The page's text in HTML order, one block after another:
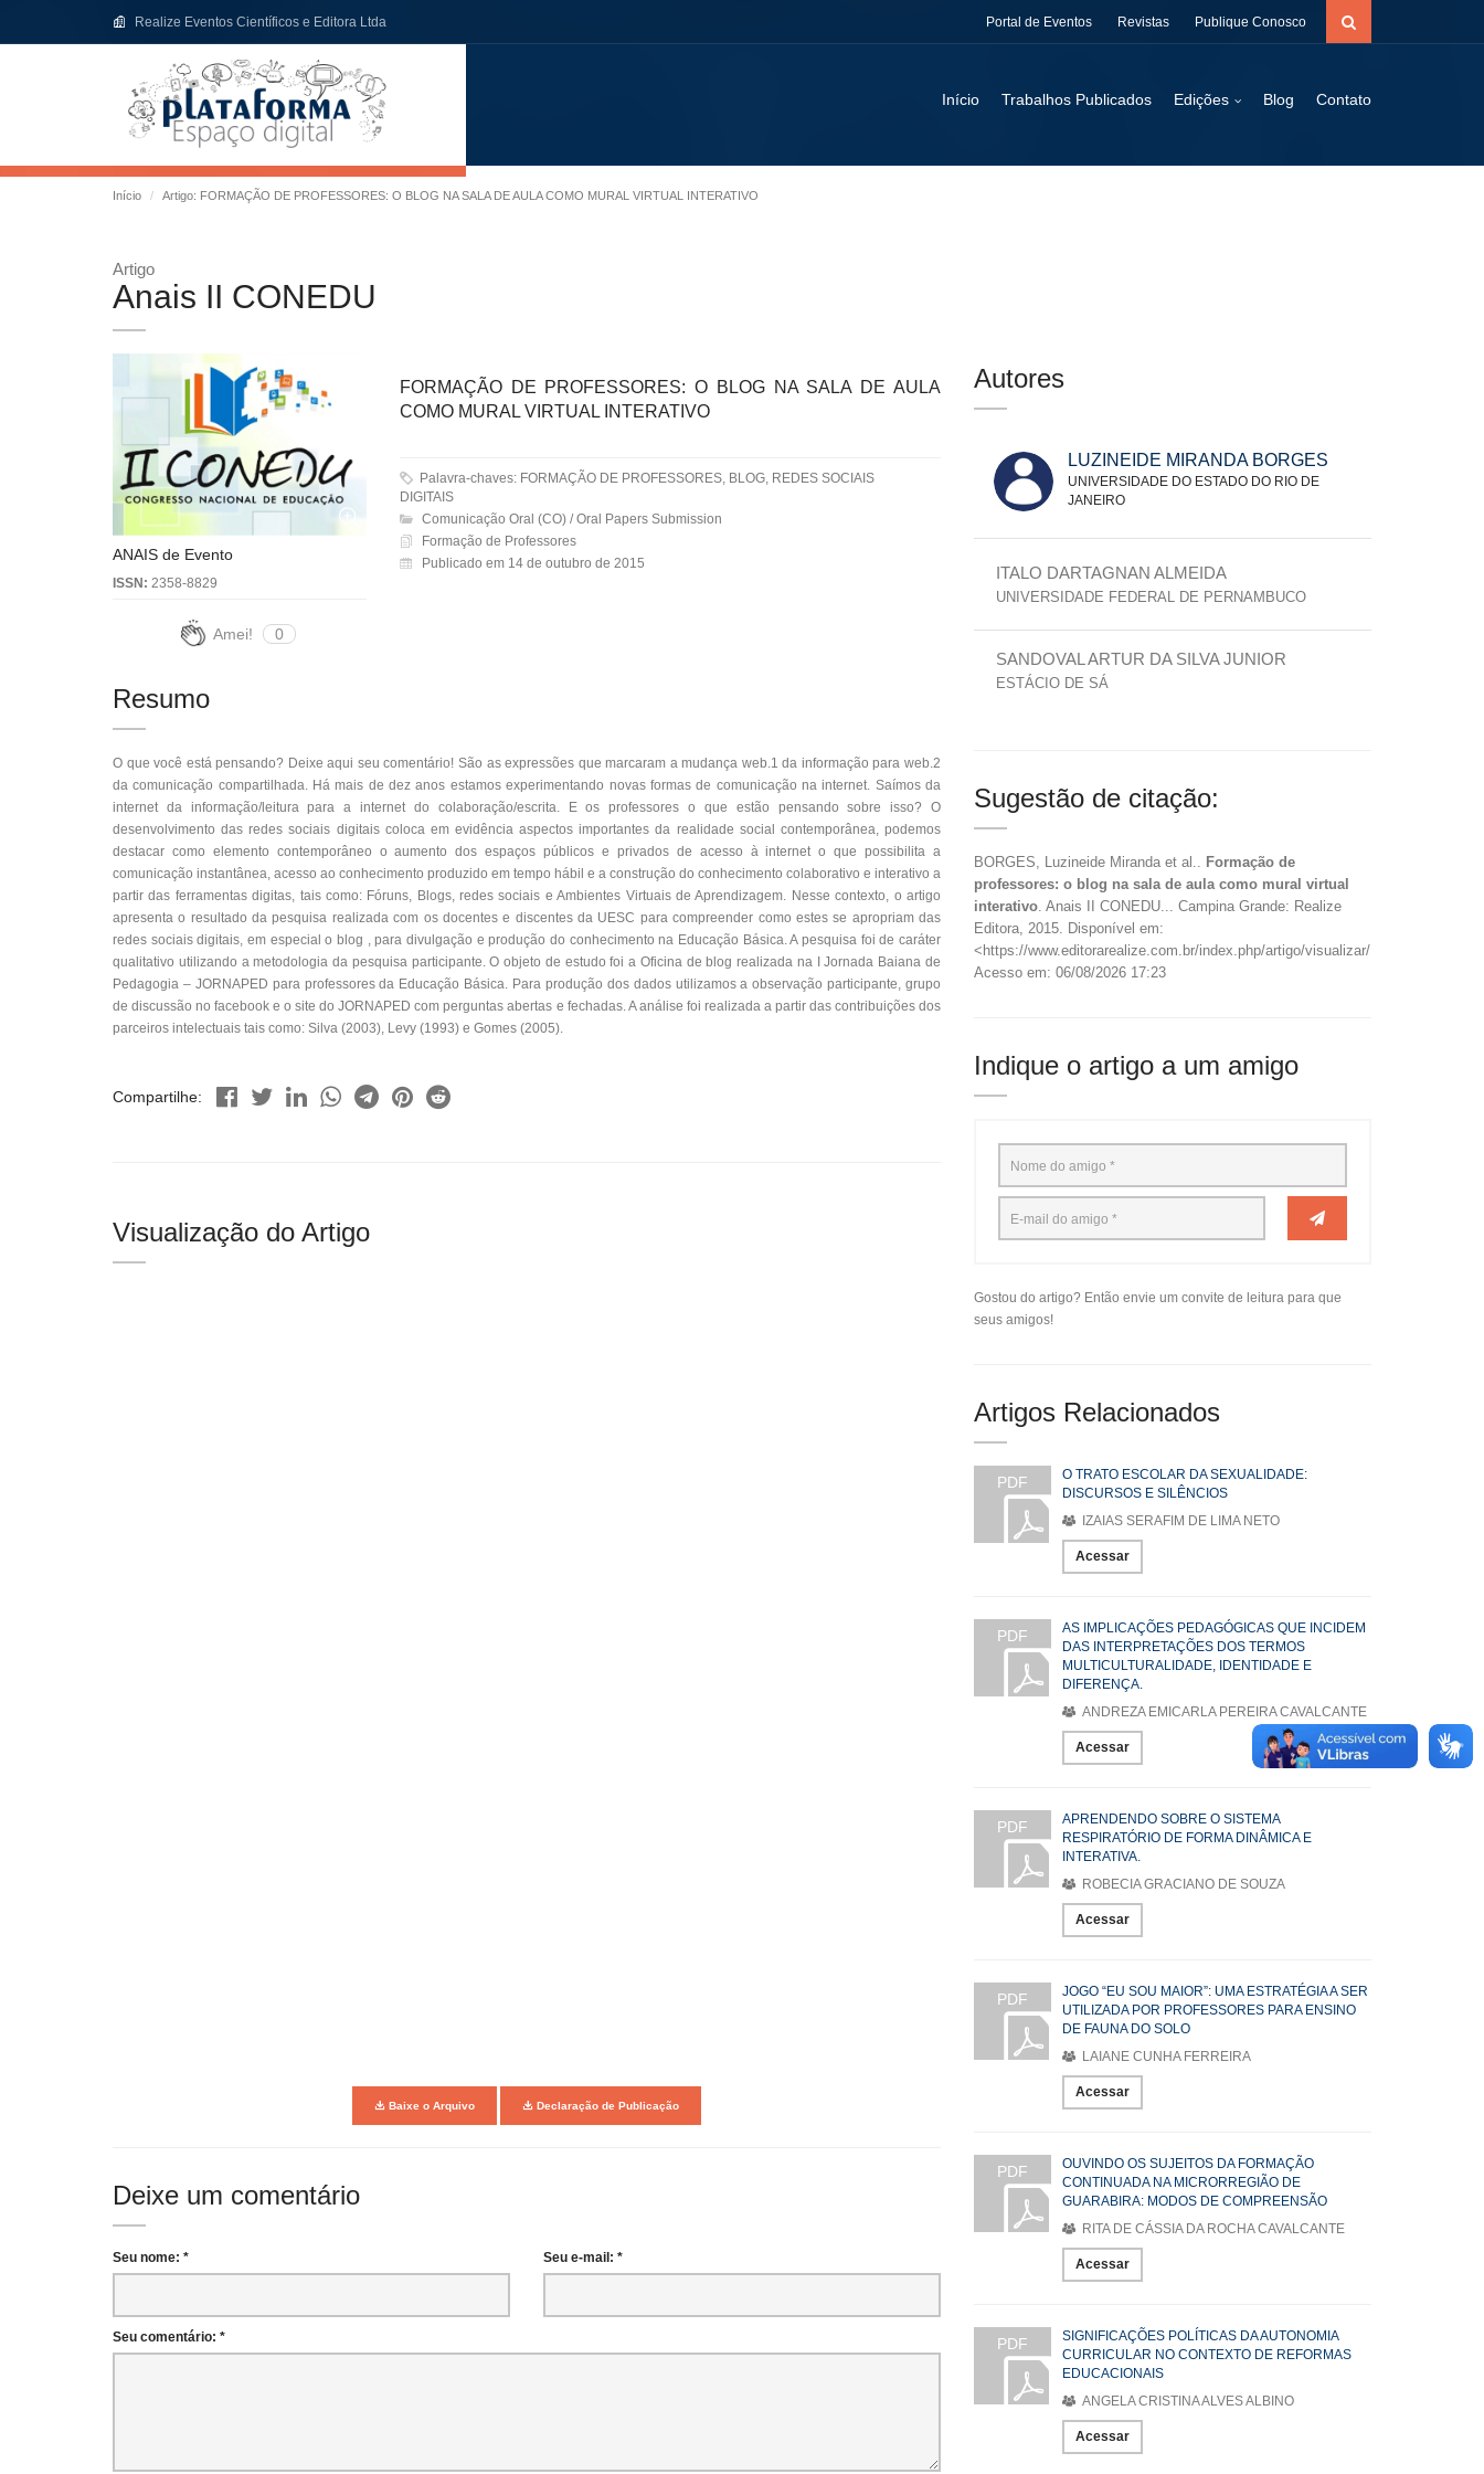
Realize Eventos Científicos e Editora Ltda Portal de Eventos Revistas Publique Conosco
Início Trabalhos Publicados Edições Blog Contato
Início Artigo: FORMAÇÃO DE PROFESSORES: O BLOG NA SALA DE AULA COMO MURAL VIRTUAL INTERATIVO
Artigo
Anais II CONEDU
ANAIS de Evento
ISSN: 2358-8829
Amei! 0
FORMAÇÃO DE PROFESSORES: O BLOG NA SALA DE AULA
COMO MURAL VIRTUAL INTERATIVO
Palavra-chaves: FORMAÇÃO DE PROFESSORES, BLOG, REDES SOCIAIS
DIGITAIS
Comunicação Oral (CO) / Oral Papers Submission
Formação de Professores
Publicado em 14 de outubro de 2015
Resumo
O que você está pensando? Deixe aqui seu comentário! São as expressões que marcaram a mudança web.1 da informação para web.2
da comunicação compartilhada. Há mais de dez anos estamos experimentando novas formas de comunicação na internet. Saímos da
internet da informação/leitura para a internet do colaboração/escrita. E os professores o que estão pensando sobre isso? O
desenvolvimento das redes sociais digitais coloca em evidência aspectos importantes da realidade social contemporânea, podemos
destacar como elemento contemporâneo o aumento dos espaços públicos e privados de acesso à internet o que possibilita a
comunicação instantânea, acesso ao conhecimento produzido em tempo hábil e a construção do conhecimento colaborativo e interativo a
partir das ferramentas digitas, tais como: Fóruns, Blogs, redes sociais e Ambientes Virtuais de Aprendizagem. Nesse contexto, o artigo
apresenta o resultado da pesquisa realizada com os docentes e discentes da UESC para compreender como estes se apropriam das
redes sociais digitais, em especial o blog , para divulgação e produção do conhecimento na Educação Básica. A pesquisa foi de caráter
qualitativo utilizando a metodologia da pesquisa participante. O objeto de estudo foi a Oficina de blog realizada na I Jornada Baiana de
Pedagogia – JORNAPED para professores da Educação Básica. Para produção dos dados utilizamos a observação participante, grupo
de discussão no facebook e o site do JORNAPED com perguntas abertas e fechadas. A análise foi realizada a partir das contribuições dos
parceiros intelectuais tais como: Silva (2003), Levy (1993) e Gomes (2005).
Compartilhe:
Visualização do Artigo
Baixe o Arquivo Declaração de Publicação
Deixe um comentário
Seu nome: * Seu e-mail: *
Seu comentário: *
Autores
LUZINEIDE MIRANDA BORGES
UNIVERSIDADE DO ESTADO DO RIO DE
JANEIRO
ITALO DARTAGNAN ALMEIDA
UNIVERSIDADE FEDERAL DE PERNAMBUCO
SANDOVAL ARTUR DA SILVA JUNIOR
ESTÁCIO DE SÁ
Sugestão de citação:
BORGES, Luzineide Miranda et al.. Formação de
professores: o blog na sala de aula como mural virtual
interativo. Anais II CONEDU... Campina Grande: Realize
Editora, 2015. Disponível em:
<https://www.editorarealize.com.br/index.php/artigo/visualizar/16058>.
Acesso em: 06/08/2026 17:23
Indique o artigo a um amigo
Gostou do artigo? Então envie um convite de leitura para que
seus amigos!
Artigos Relacionados
PDF
O TRATO ESCOLAR DA SEXUALIDADE:
DISCURSOS E SILÊNCIOS
IZAIAS SERAFIM DE LIMA NETO
Acessar
PDF
AS IMPLICAÇÕES PEDAGÓGICAS QUE INCIDEM
DAS INTERPRETAÇÕES DOS TERMOS
MULTICULTURALIDADE, IDENTIDADE E
DIFERENÇA.
ANDREZA EMICARLA PEREIRA CAVALCANTE
Acessar
PDF
APRENDENDO SOBRE O SISTEMA
RESPIRATÓRIO DE FORMA DINÂMICA E
INTERATIVA.
ROBECIA GRACIANO DE SOUZA
Acessar
PDF
JOGO “EU SOU MAIOR”: UMA ESTRATÉGIA A SER
UTILIZADA POR PROFESSORES PARA ENSINO
DE FAUNA DO SOLO
LAIANE CUNHA FERREIRA
Acessar
PDF
OUVINDO OS SUJEITOS DA FORMAÇÃO
CONTINUADA NA MICRORREGIÃO DE
GUARABIRA: MODOS DE COMPREENSÃO
RITA DE CÁSSIA DA ROCHA CAVALCANTE
Acessar
PDF
SIGNIFICAÇÕES POLÍTICAS DA AUTONOMIA
CURRICULAR NO CONTEXTO DE REFORMAS
EDUCACIONAIS
ANGELA CRISTINA ALVES ALBINO
Acessar